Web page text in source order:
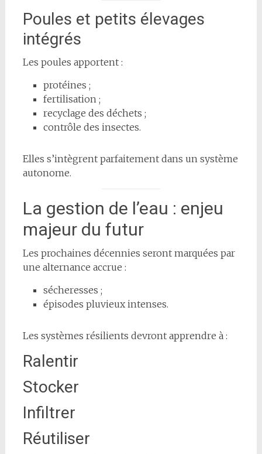
Poules et petits élevages
intégrés
Les poules apportent :
protéines ;
fertilisation ;
recyclage des déchets ;
contrôle des insectes.
Elles s’intègrent parfaitement dans un système
autonome.
La gestion de l’eau : enjeu
majeur du futur
Les prochaines décennies seront marquées par
une alternance accrue :
sécheresses ;
épisodes pluvieux intenses.
Les systèmes résilients devront apprendre à :
Ralentir
Stocker
Infiltrer
Réutiliser